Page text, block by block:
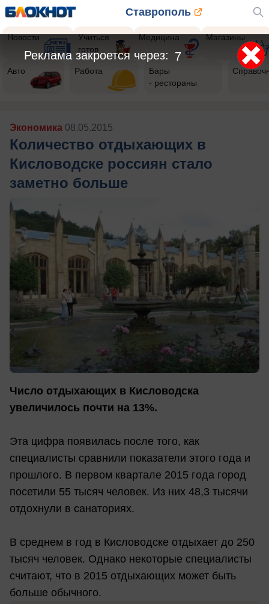
Ставрополь
Новости
Учиться
готов
Медицина Магазины
Авто Работа
Бары
- рестораны
Экономика 08.05.2015
Количество отдыхающих в
Кисловодске россиян стало
заметно больше
Число отдыхающих в Кисловодска
увеличилось почти на 13%.
Эта цифра появилась после того, как
специалисты сравнили показатели этого года и
прошлого. В первом квартале 2015 года город
посетили 55 тысяч человек. Из них 48,3 тысячи
отдохнули в санаториях.
В среднем в год в Кисловодске отдыхает до 250
тысяч человек. Однако некоторые специалисты
считают, что в 2015 отдыхающих может быть
больше обычного.
5
Реклама закроется через: